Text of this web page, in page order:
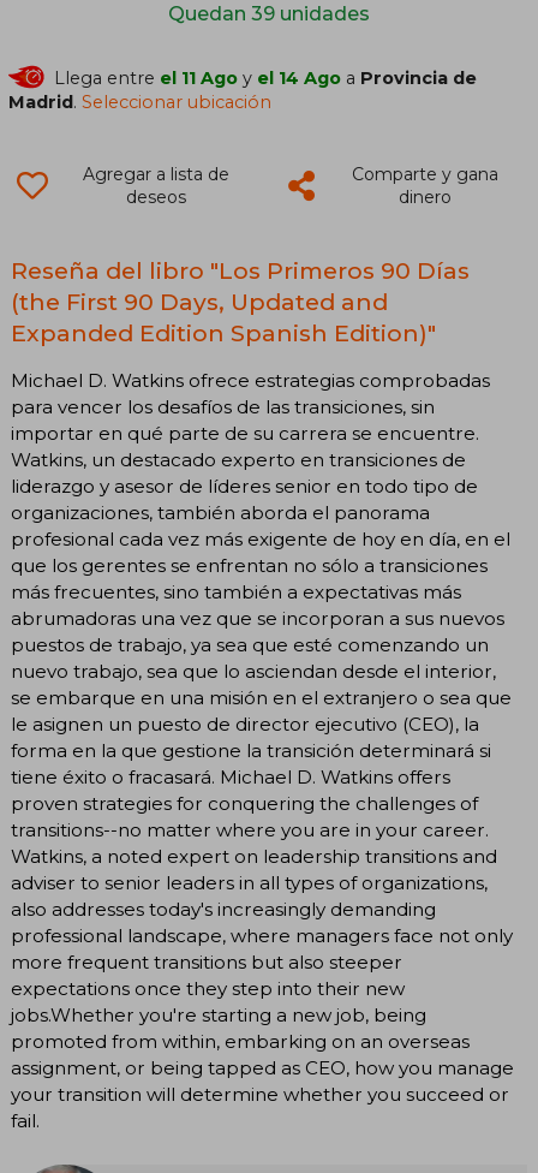
Quedan 39 unidades
Llega entre el 11 Ago y el 14 Ago a Provincia de
Madrid .Seleccionar ubicación
Agregar a lista de
deseos
Comparte y gana
dinero
Reseña del libro "Los Primeros 90 Días
(the First 90 Days, Updated and
Expanded Edition Spanish Edition)"
Michael D. Watkins ofrece estrategias comprobadas
para vencer los desafíos de las transiciones, sin
importar en qué parte de su carrera se encuentre.
Watkins, un destacado experto en transiciones de
liderazgo y asesor de líderes senior en todo tipo de
organizaciones, también aborda el panorama
profesional cada vez más exigente de hoy en día, en el
que los gerentes se enfrentan no sólo a transiciones
más frecuentes, sino también a expectativas más
abrumadoras una vez que se incorporan a sus nuevos
puestos de trabajo, ya sea que esté comenzando un
nuevo trabajo, sea que lo asciendan desde el interior,
se embarque en una misión en el extranjero o sea que
le asignen un puesto de director ejecutivo (CEO), la
forma en la que gestione la transición determinará si
tiene éxito o fracasará. Michael D. Watkins offers
proven strategies for conquering the challenges of
transitions--no matter where you are in your career.
Watkins, a noted expert on leadership transitions and
adviser to senior leaders in all types of organizations,
also addresses today's increasingly demanding
professional landscape, where managers face not only
more frequent transitions but also steeper
expectations once they step into their new
jobs.Whether you're starting a new job, being
promoted from within, embarking on an overseas
assignment, or being tapped as CEO, how you manage
your transition will determine whether you succeed or
fail.